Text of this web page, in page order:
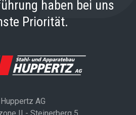
haben bei uns
Priorität.
Huppertz AG